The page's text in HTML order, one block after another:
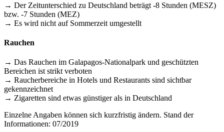
→ Der Zeitunterschied zu Deutschland beträgt -8 Stunden (MESZ)
bzw. -7 Stunden (MEZ)
→ Es wird nicht auf Sommerzeit umgestellt
Rauchen
→ Das Rauchen im Galapagos-Nationalpark und geschützten
Bereichen ist strikt verboten
→ Raucherbereiche in Hotels und Restaurants sind sichtbar
gekennzeichnet
→ Zigaretten sind etwas günstiger als in Deutschland
Einzelne Angaben können sich kurzfristig ändern. Stand der
Informationen: 07/2019